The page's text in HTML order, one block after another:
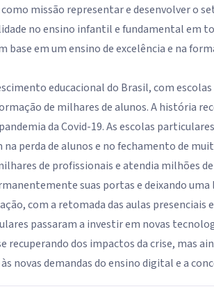
missão representar e desenvolver o
no ensino infantil e fundamental em
base em um ensino de excelência e na
educacional do Brasil, com
de milhares de alunos. A história
da Covid-19. As escolas
perda de alunos e no fechamento de
de profissionais e atendia milhões
suas portas e deixando uma
com a retomada das aulas
passaram a investir em novas
recuperando dos impactos da crise, mas
novas demandas do ensino digital e a